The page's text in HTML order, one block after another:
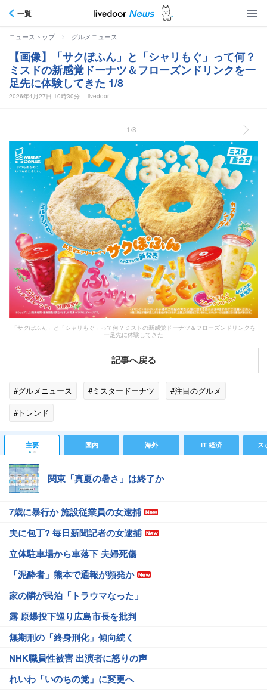
一覧
ニューストップ > グルメニュース
【画像】「サクぽふん」と「シャリもぐ」って何？
ミスドの新感覚ドーナツ＆フローズンドリンクを一
足先に体験してきた 1/8
2026年4月27日 10時30分 livedoor
1/8
「サクぽふん」と「シャリもぐ」って何？ミスドの新感覚ドーナツ＆フローズンドリンクを
一足先に体験してきた
記事へ戻る
#グルメニュース #ミスタードーナツ
#注目のグルメ
#トレンド
主要 国内 海外 IT 経済 ス
関東「真夏の暑さ」は終了か
7歳に暴行か 施設従業員の女逮捕
夫に包丁? 毎日新聞記者の女逮捕
立体駐車場から車落下 夫婦死傷
「泥酔者」熊本で通報が頻発か
家の隣が民泊「トラウマなった」
露 原爆投下巡り広島市長を批判
無期刑の「終身刑化」傾向続く
NHK職員性被害 出演者に怒りの声
れいわ「いのちの党」に変更へ